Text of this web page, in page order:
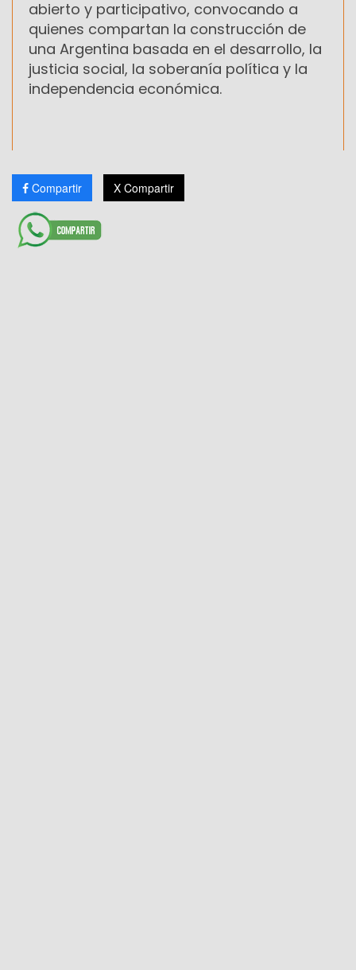
abierto y participativo, convocando a
quienes compartan la construcción de
una Argentina basada en el desarrollo, la
justicia social, la soberanía política y la
independencia económica.
Compartir X Compartir